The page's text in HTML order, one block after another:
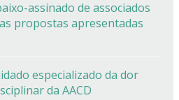
assinado de associados
propostas apresentadas
especializado da dor
da AACD